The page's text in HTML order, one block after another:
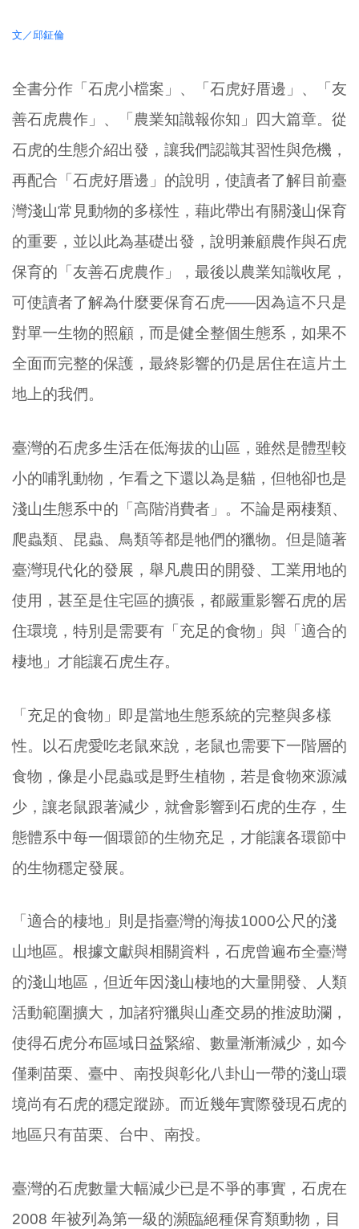
文／邱鉦倫
全書分作「石虎小檔案」、「石虎好厝邊」、「友
善石虎農作」、「農業知識報你知」四大篇章。從
石虎的生態介紹出發，讓我們認識其習性與危機，
再配合「石虎好厝邊」的說明，使讀者了解目前臺
灣淺山常見動物的多樣性，藉此帶出有關淺山保育
的重要，並以此為基礎出發，說明兼顧農作與石虎
保育的「友善石虎農作」，最後以農業知識收尾，
可使讀者了解為什麼要保育石虎——因為這不只是
對單一生物的照顧，而是健全整個生態系，如果不
全面而完整的保護，最終影響的仍是居住在這片土
地上的我們。
臺灣的石虎多生活在低海拔的山區，雖然是體型較
小的哺乳動物，乍看之下還以為是貓，但牠卻也是
淺山生態系中的「高階消費者」。不論是兩棲類、
爬蟲類、昆蟲、鳥類等都是牠們的獵物。但是隨著
臺灣現代化的發展，舉凡農田的開發、工業用地的
使用，甚至是住宅區的擴張，都嚴重影響石虎的居
住環境，特別是需要有「充足的食物」與「適合的
棲地」才能讓石虎生存。
「充足的食物」即是當地生態系統的完整與多樣
性。以石虎愛吃老鼠來說，老鼠也需要下一階層的
食物，像是小昆蟲或是野生植物，若是食物來源減
少，讓老鼠跟著減少，就會影響到石虎的生存，生
態體系中每一個環節的生物充足，才能讓各環節中
的生物穩定發展。
「適合的棲地」則是指臺灣的海拔1000公尺的淺
山地區。根據文獻與相關資料，石虎曾遍布全臺灣
的淺山地區，但近年因淺山棲地的大量開發、人類
活動範圍擴大，加諸狩獵與山產交易的推波助瀾，
使得石虎分布區域日益緊縮、數量漸漸減少，如今
僅剩苗栗、臺中、南投與彰化八卦山一帶的淺山環
境尚有石虎的穩定蹤跡。而近幾年實際發現石虎的
地區只有苗栗、台中、南投。
臺灣的石虎數量大幅減少已是不爭的事實，石虎在
2008 年被列為第一級的瀕臨絕種保育類動物，目